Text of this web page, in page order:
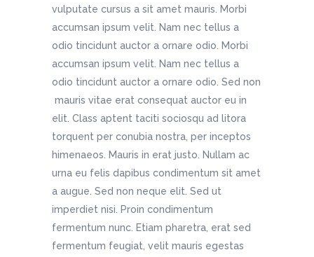
vulputate cursus a sit amet mauris. Morbi
accumsan ipsum velit. Nam nec tellus a
odio tincidunt auctor a ornare odio. Morbi
accumsan ipsum velit. Nam nec tellus a
odio tincidunt auctor a ornare odio. Sed non
mauris vitae erat consequat auctor eu in
elit. Class aptent taciti sociosqu ad litora
torquent per conubia nostra, per inceptos
himenaeos. Mauris in erat justo. Nullam ac
urna eu felis dapibus condimentum sit amet
a augue. Sed non neque elit. Sed ut
imperdiet nisi. Proin condimentum
fermentum nunc. Etiam pharetra, erat sed
fermentum feugiat, velit mauris egestas